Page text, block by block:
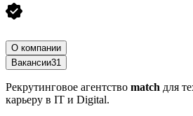
О компании
Вакансии31
Рекрутинговое агентство match для
карьеру в IT и Digital.